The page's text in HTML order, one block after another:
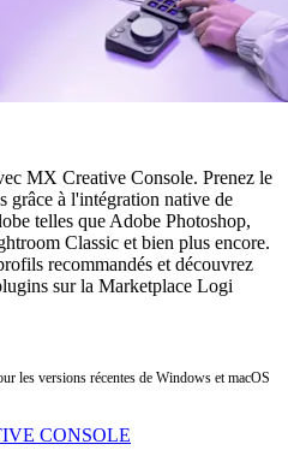
MX Creative Console. Prenez le
grâce à l'intégration native de
telles que Adobe Photoshop,
Classic et bien plus encore.
recommandés et découvrez
sur la Marketplace Logi
les versions récentes de Windows et macOS
CONSOLE